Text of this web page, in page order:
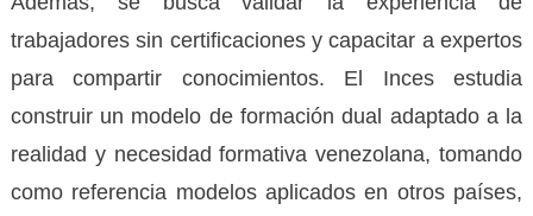
trabajadores sin certificaciones y capacitar a expertos
para compartir conocimientos. El Inces estudia
construir un modelo de formación dual adaptado a la
realidad y necesidad formativa venezolana, tomando
como referencia modelos aplicados en otros países,